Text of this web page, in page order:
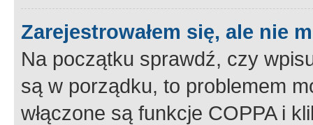
Zarejestrowałem się, ale nie
Na początku sprawdź, czy
są w porządku, to problemem
włączone są funkcje COPPA i